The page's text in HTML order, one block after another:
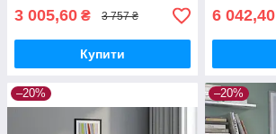
3 005,60 ₴ 3 757 ₴
Купити
6 042,40
–20% –20%